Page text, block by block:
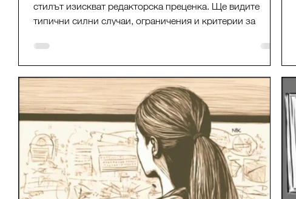
стилът изискват редакторска преценка. Ще видите
типични силни случаи, ограничения и критерии за
без подмяна на авторовия замисъл и ритъм.